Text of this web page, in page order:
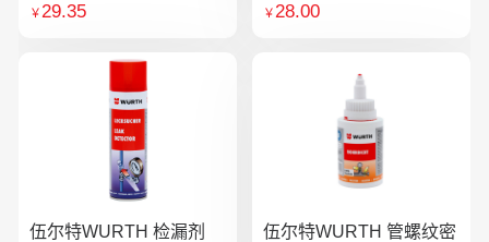
￥29.35 ￥28.00
伍尔特WURTH 检漏剂
伍尔特WURTH 管螺纹密